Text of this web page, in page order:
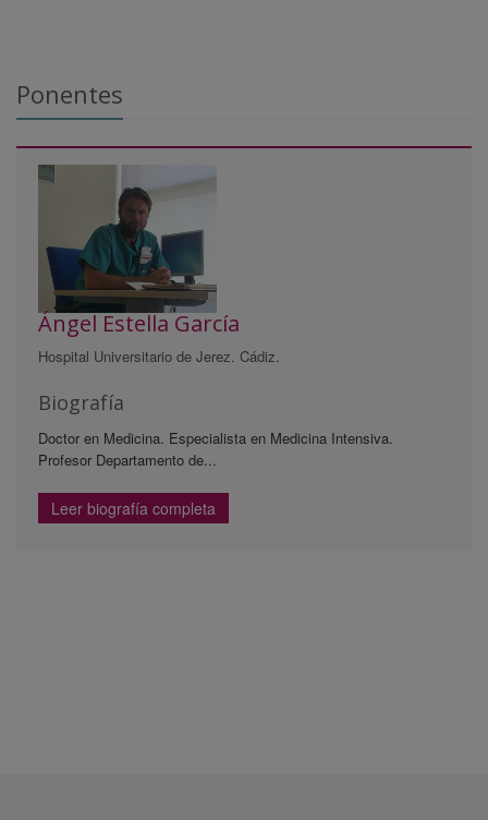
Ponentes
Ángel Estella García
Hospital Universitario de Jerez. Cádiz.
Biografía
Doctor en Medicina. Especialista en Medicina Intensiva.
Profesor Departamento de...
Leer biografía completa